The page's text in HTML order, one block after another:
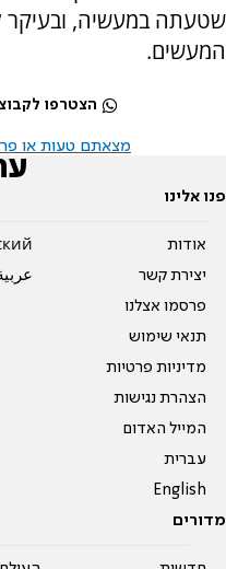
שטעתה במעשיה,
המעשים.
הצטרפו
מצאתם טעות או
פנו אלינו
אודות
יצירת קשר
פרסמו אצלנו
תנאי שימוש
מדיניות פרטיות
הצהרת נגישות
המייל האדום
עברית
English
מדורים